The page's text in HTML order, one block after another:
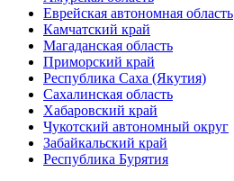
Еврейская автономная область
Камчатский край
Магаданская область
Приморский край
Республика Саха (Якутия)
Сахалинская область
Хабаровский край
Чукотский автономный округ
Забайкальский край
Республика Бурятия